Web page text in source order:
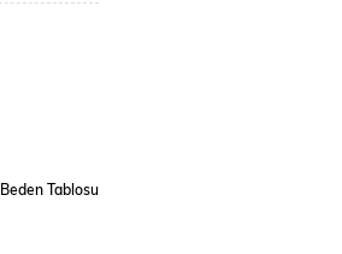
Beden Tablosu